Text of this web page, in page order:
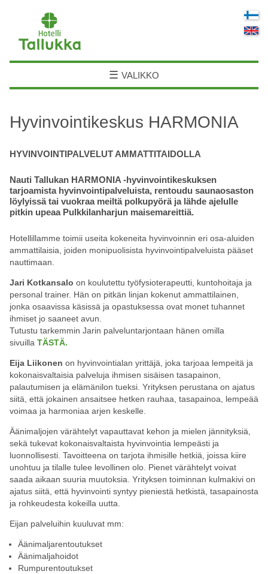
☰ VALIKKO
Hyvinvointikeskus HARMONIA
HYVINVOINTIPALVELUT AMMATTITAIDOLLA
Nauti Tallukan HARMONIA -hyvinvointikeskuksen
tarjoamista hyvinvointipalveluista, rentoudu saunaosaston
löylyissä tai vuokraa meiltä polkupyörä ja lähde ajelulle
pitkin upeaa Pulkkilanharjun maisemareittiä.
Hotellillamme toimii useita kokeneita hyvinvoinnin eri osa-aluiden
ammattilaisia, joiden monipuolisista hyvinvointipalveluista pääset
nauttimaan.
Jari Kotkansalo on koulutettu työfysioterapeutti, kuntohoitaja ja
personal trainer. Hän on pitkän linjan kokenut ammattilainen,
jonka osaavissa käsissä ja opastuksessa ovat monet tuhannet
ihmiset jo saaneet avun.
Tutustu tarkemmin Jarin palveluntarjontaan hänen omilla
sivuilla TÄSTÄ.
Eija Liikonen on hyvinvointialan yrittäjä, joka tarjoaa lempeitä ja
kokonaisvaltaisia palveluja ihmisen sisäisen tasapainon,
palautumisen ja elämänilon tueksi. Yrityksen perustana on ajatus
siitä, että jokainen ansaitsee hetken rauhaa, tasapainoa, lempeää
voimaa ja harmoniaa arjen keskelle.
Äänimaljojen värähtelyt vapauttavat kehon ja mielen jännityksiä,
sekä tukevat kokonaisvaltaista hyvinvointia lempeästi ja
luonnollisesti. Tavoitteena on tarjota ihmisille hetkiä, joissa kiire
unohtuu ja tilalle tulee levollinen olo. Pienet värähtelyt voivat
saada aikaan suuria muutoksia. Yrityksen toiminnan kulmakivi on
ajatus siitä, että hyvinvointi syntyy pieniestä hetkistä, tasapainosta
ja rohkeudesta kokeilla uutta.
Eijan palveluihin kuuluvat mm:
Äänimaljarentoutukset
Äänimaljahoidot
Rumpurentoutukset